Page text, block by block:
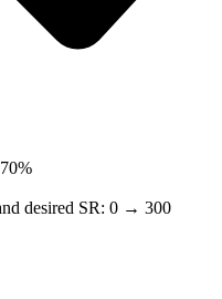
desired SR: 0 → 300